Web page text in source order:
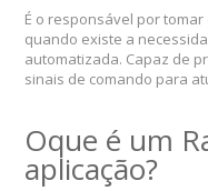
É o responsável por
quando existe a
automatizada. Capaz de
sinais de comando para
Oque é um
aplicação?